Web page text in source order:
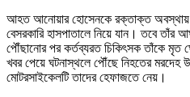
আহত আনোয়ার হোসেনকে রক্তাক্ত অবস্থায়
বেসরকারি হাসপাতালে নিয়ে যান। তবে
পৌঁছানোর পর কর্তব্যরত চিকিৎসক তাঁকে মৃত
খবর পেয়ে ঘটনাস্থলে পৌঁছে নিহতের মরদেহ
মোটরসাইকেলটি তাদের হেফাজতে নেয়।